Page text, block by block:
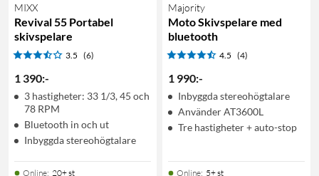
MIXX
Revival 55 Portabel
skivspelare
3.5 (6)
1 390:-
3 hastigheter: 33 1/3, 45 och
78 RPM
Bluetooth in och ut
Inbyggda stereohögtalare
Online: 20+ st
Majority
Moto Skivspelare med
bluetooth
4.5 (4)
1 990:-
Inbyggda stereohögtalare
Använder AT3600L
Tre hastigheter + auto-stop
Online: 5+ st